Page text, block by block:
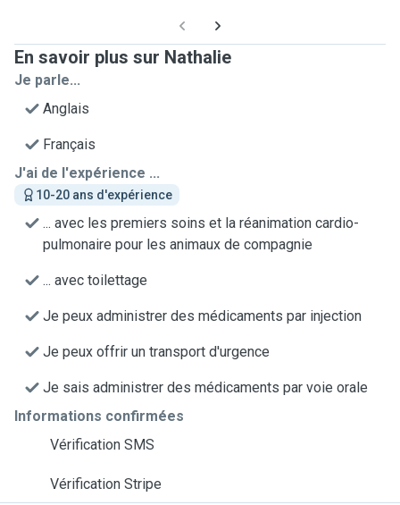
En savoir plus sur Nathalie
Je parle...
Anglais
Français
J'ai de l'expérience ...
10-20 ans d'expérience
... avec les premiers soins et la réanimation cardio-
pulmonaire pour les animaux de compagnie
... avec toilettage
Je peux administrer des médicaments par injection
Je peux offrir un transport d'urgence
Je sais administrer des médicaments par voie orale
Informations confirmées
Vérification SMS
Vérification Stripe